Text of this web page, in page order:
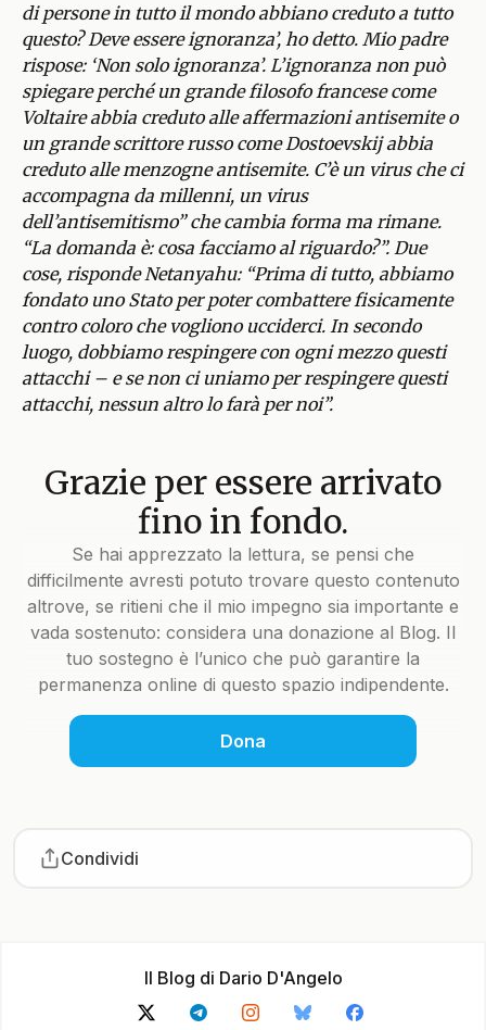
di persone in tutto il mondo abbiano creduto a tutto
questo? Deve essere ignoranza’, ho detto. Mio padre
rispose: ‘Non solo ignoranza’. L’ignoranza non può
spiegare perché un grande filosofo francese come
Voltaire abbia creduto alle affermazioni antisemite o
un grande scrittore russo come Dostoevskij abbia
creduto alle menzogne antisemite. C’è un virus che ci
accompagna da millenni, un virus
dell’antisemitismo” che cambia forma ma rimane.
“La domanda è: cosa facciamo al riguardo?”. Due
cose, risponde Netanyahu: “Prima di tutto, abbiamo
fondato uno Stato per poter combattere fisicamente
contro coloro che vogliono ucciderci. In secondo
luogo, dobbiamo respingere con ogni mezzo questi
attacchi – e se non ci uniamo per respingere questi
attacchi, nessun altro lo farà per noi”.
Grazie per essere arrivato
fino in fondo.
Se hai apprezzato la lettura, se pensi che
difficilmente avresti potuto trovare questo contenuto
altrove, se ritieni che il mio impegno sia importante e
vada sostenuto: considera una donazione al Blog. Il
tuo sostegno è l’unico che può garantire la
permanenza online di questo spazio indipendente.
Dona
Condividi
Il Blog di Dario D'Angelo